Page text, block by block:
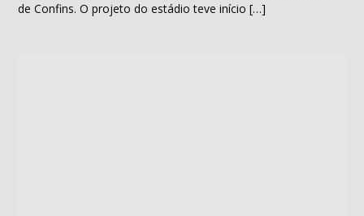
de Confins. O projeto do estádio teve início […]